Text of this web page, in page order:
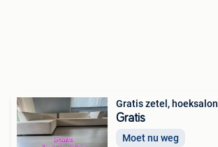
Gratis zetel, hoeksalon
Gratis
Moet nu weg